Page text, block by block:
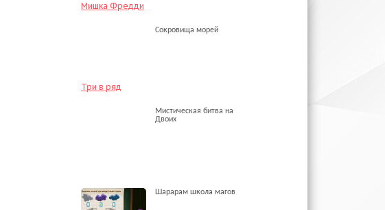
Мишка Фредди
Сокровища морей
Три в ряд
Мистическая битва на
Двоих
Шарарам школа магов